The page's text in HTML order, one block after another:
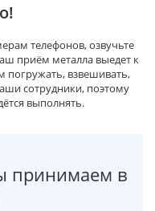
телефонов, озвучьте
приём металла выедет к
погружать, взвешивать,
сотрудники, поэтому
выполнять.
принимаем в